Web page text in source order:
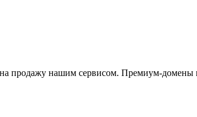
продажу нашим сервисом. Премиум-домены